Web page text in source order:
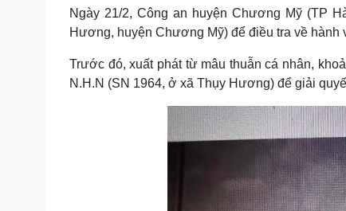
Tin nóng
Tư vấn luật
Việt Nam
Phân tích
Sức khỏe
Dinh dưỡng - món ngon
Đời sống
Nhà đẹp
Blog
Tình yêu - Gia đình
Ngày 21/2, Công an huyện Chương Mỹ (TP
Hương, huyện Chương Mỹ) để điều tra về hành
Trước đó, xuất phát từ mâu thuẫn cá nhân,
N.H.N (SN 1964, ở xã Thụy Hương) để giải